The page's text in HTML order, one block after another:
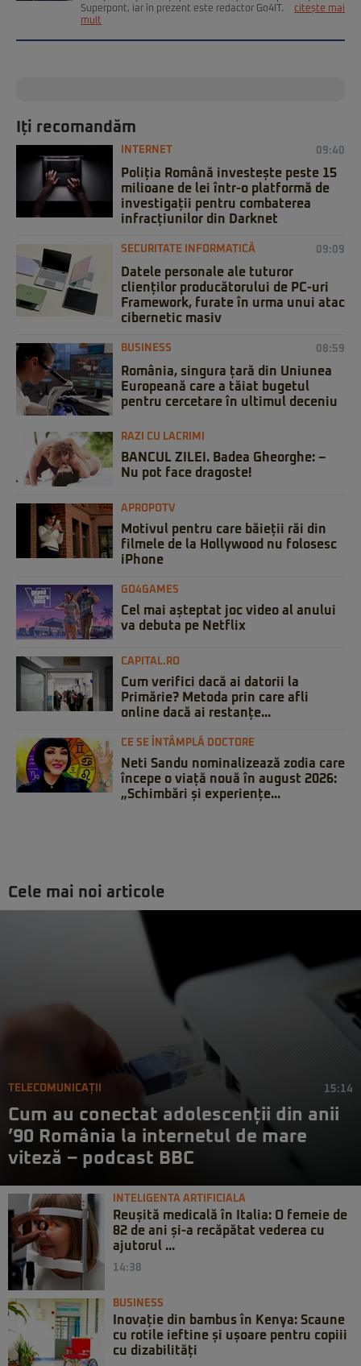
Superpont, iar în prezent este redactor Go4IT.
citește mai
mult
Iți recomandăm
INTERNET 09:40
Poliția Română investește peste 15
milioane de lei într-o platformă de
investigații pentru combaterea
infracțiunilor din Darknet
SECURITATE INFORMATICĂ 09:09
Datele personale ale tuturor
clienților producătorului de PC-uri
Framework, furate în urma unui atac
cibernetic masiv
BUSINESS 08:59
România, singura țară din Uniunea
Europeană care a tăiat bugetul
pentru cercetare în ultimul deceniu
RAZI CU LACRIMI
BANCUL ZILEI. Badea Gheorghe: –
Nu pot face dragoste!
APROPOTV
Motivul pentru care băieții răi din
filmele de la Hollywood nu folosesc
iPhone
GO4GAMES
Cel mai așteptat joc video al anului
va debuta pe Netflix
CAPITAL.RO
Cum verifici dacă ai datorii la
Primărie? Metoda prin care afli
online dacă ai restanțe...
CE SE ÎNTÂMPLĂ DOCTORE
Neti Sandu nominalizează zodia care
începe o viață nouă în august 2026:
„Schimbări și experiențe...
Cele mai noi articole
TELECOMUNICAȚII 15:14
Cum au conectat adolescenții din anii
’90 România la internetul de mare
viteză – podcast BBC
INTELIGENTA ARTIFICIALA
Reușită medicală în Italia: O femeie de
82 de ani și-a recăpătat vederea cu
ajutorul ...
14:38
BUSINESS
Inovație din bambus în Kenya: Scaune
cu rotile ieftine și ușoare pentru copiii
cu dizabilități